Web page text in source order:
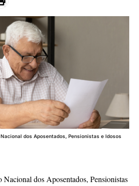
dos Aposentados, Pensionistas e Idosos
dos Aposentados, Pensionistas